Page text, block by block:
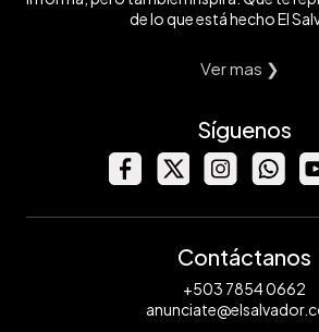
de lo que está hecho El
Ver mas ❯
Síguenos
Contáctanos
+503 7854 0662